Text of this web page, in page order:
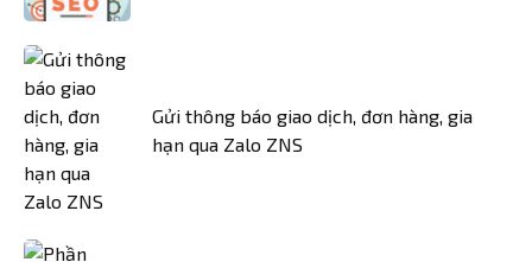
Gửi thông báo giao dịch, đơn hàng, gia
hạn qua Zalo ZNS